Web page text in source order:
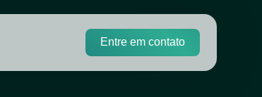
Entre em contato